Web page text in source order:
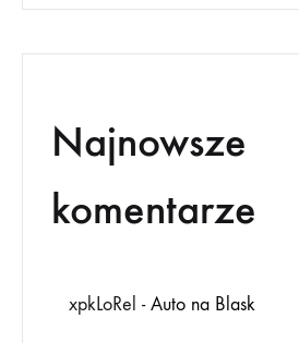
Najnowsze
komentarze
xpkLoRel -Auto na Blask